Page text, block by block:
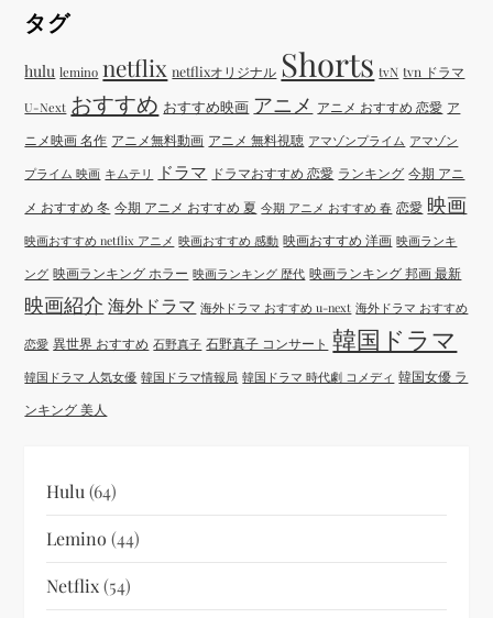
タグ
hulu lemino netflix netflixオリジナル Shorts tvN tvn ドラマ
U-Next おすすめ おすすめ映画 アニメ アニメ おすすめ 恋愛 ア
ニメ映画 名作 アニメ無料動画 アニメ 無料視聴 アマゾンプライム アマゾン
プライム 映画 キムテリ ドラマ ドラマおすすめ 恋愛 ランキング 今期 アニ
メ おすすめ 冬 今期 アニメ おすすめ 夏 今期 アニメ おすすめ 春 恋愛 映画
映画おすすめ netflix アニメ 映画おすすめ 感動 映画おすすめ 洋画 映画ランキ
ング 映画ランキング ホラー 映画ランキング 歴代 映画ランキング 邦画 最新
映画紹介 海外ドラマ 海外ドラマ おすすめ u-next 海外ドラマ おすすめ
恋愛 異世界 おすすめ 石野真子 石野真子 コンサート 韓国ドラマ
韓国ドラマ 人気女優 韓国ドラマ情報局 韓国ドラマ 時代劇 コメディ 韓国女優 ラ
ンキング 美人
Hulu (64)
Lemino (44)
Netflix(54)